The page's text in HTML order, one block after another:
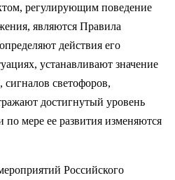
регулирующим поведение
являются Правила
действия его
устанавливают значение
светофоров,
достигнутый уровень
по мере ее развития изменяются
Российского